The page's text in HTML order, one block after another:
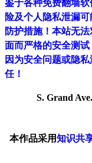
鉴于各种免费翻墙
险及个人隐私泄漏
防护措施！本站无
面而严格的安全测
因为安全问题或隐
任！
S. Grand
本作品采用知识共